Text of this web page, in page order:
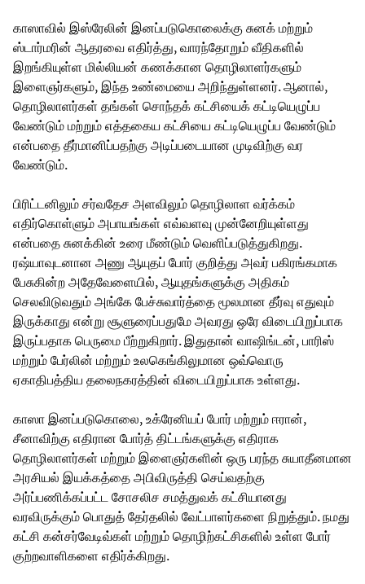
காஸாவில் இஸ்ரேலின் இனப்படுகொலைக்கு சுனக் மற்றும்
ஸ்டார்மரின் ஆதரவை எதிர்த்து, வாரந்தோறும் வீதிகளில்
இறங்கியுள்ள மில்லியன் கணக்கான தொழிலாளர்களும்
இளைஞர்களும், இந்த உண்மையை அறிந்துள்ளனர். ஆனால்,
தொழிலாளர்கள் தங்கள் சொந்தக் கட்சியைக் கட்டியெழுப்ப
வேண்டும் மற்றும் எத்தகைய கட்சியை கட்டியெழுப்ப வேண்டும்
என்பதை தீர்மானிப்பதற்கு அடிப்படையான முடிவிற்கு வர
வேண்டும்.
பிரிட்டனிலும் சர்வதேச அளவிலும் தொழிலாள வர்க்கம்
எதிர்கொள்ளும் அபாயங்கள் எவ்வளவு முன்னேறியுள்ளது
என்பதை சுனக்கின் உரை மீண்டும் வெளிப்படுத்துகிறது.
ரஷ்யாவுடனான அணு ஆயுதப் போர் குறித்து அவர் பகிரங்கமாக
பேசுகின்ற அதேவேளையில், ஆயுதங்களுக்கு அதிகம்
செலவிடுவதும் அங்கே பேச்சுவார்த்தை மூலமான தீர்வு எதுவும்
இருக்காது என்று சூளுரைப்பதுமே அவரது ஒரே விடையிறுப்பாக
இருப்பதாக பெருமை பீற்றுகிறார். இதுதான் வாஷிங்டன், பாரிஸ்
மற்றும் பேர்லின் மற்றும் உலகெங்கிலுமான ஒவ்வொரு
ஏகாதிபத்திய தலைநகரத்தின் விடையிறுப்பாக உள்ளது.
காஸா இனப்படுகொலை, உக்ரேனியப் போர் மற்றும் ஈரான்,
சீனாவிற்கு எதிரான போர்த் திட்டங்களுக்கு எதிராக
தொழிலாளர்கள் மற்றும் இளைஞர்களின் ஒரு பரந்த சுயாதீனமான
அரசியல் இயக்கத்தை அபிவிருத்தி செய்வதற்கு
அர்ப்பணிக்கப்பட்ட சோசலிச சமத்துவக் கட்சியானது
வரவிருக்கும் பொதுத் தேர்தலில் வேட்பாளர்களை நிறுத்தும். நமது
கட்சி கன்சர்வேடிவ்கள் மற்றும் தொழிற்கட்சிகளில் உள்ள போர்
குற்றவாளிகளை எதிர்க்கிறது.